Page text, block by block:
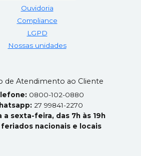
Ouvidoria
Compliance
LGPD
Nossas unidades
de Atendimento ao Cliente
0800-102-0880
27 99841-2270
a sexta-feira, das 7h às 19h
nacionais e locais